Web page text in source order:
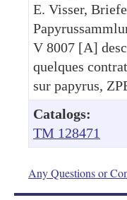
E. Visser,
V 8007 [A]
quelques
sur papyrus,
Catalogs:
TM 128471
Any Questions or